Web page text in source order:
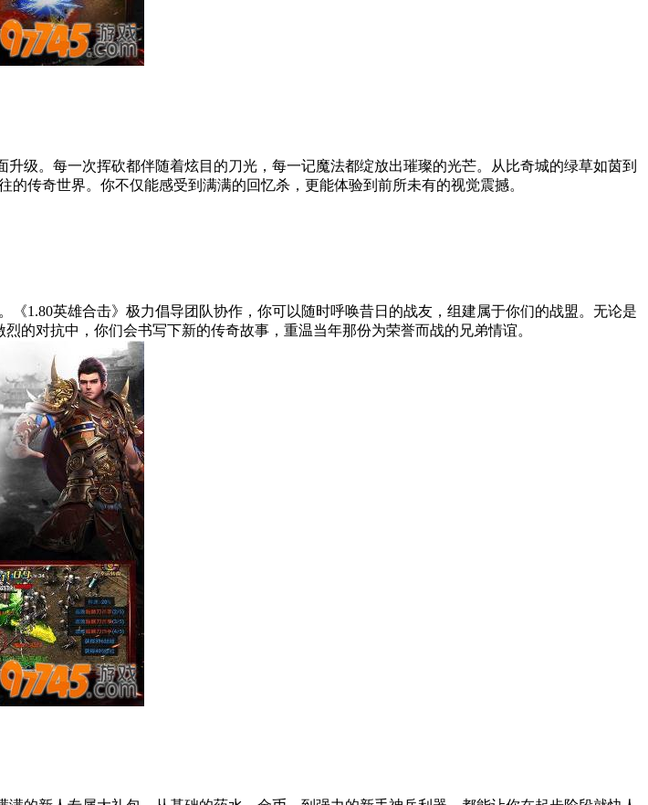
级。每一次挥砍都伴随着炫目的刀光，每一记魔法都绽放出璀璨的光芒。从比奇城的绿草如茵到
传奇世界。你不仅能感受到满满的回忆杀，更能体验到前所未有的视觉震撼。
1.80英雄合击》极力倡导团队协作，你可以随时呼唤昔日的战友，组建属于你们的战盟。无论是
的对抗中，你们会书写下新的传奇故事，重温当年那份为荣誉而战的兄弟情谊。